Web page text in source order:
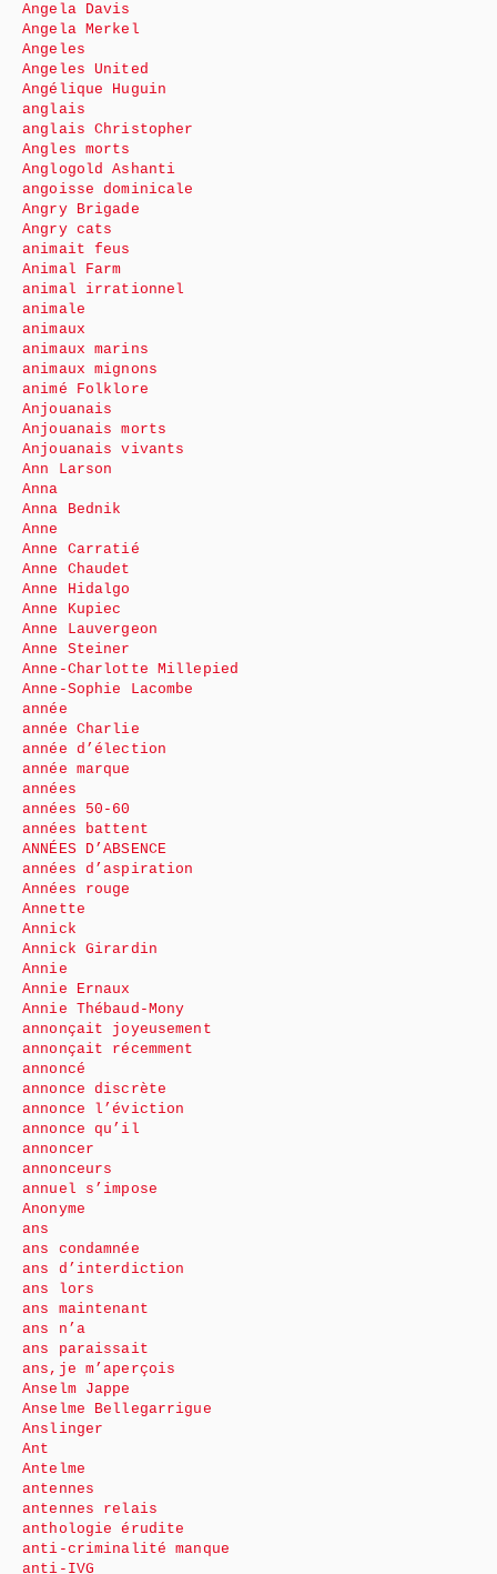
Angela Davis
Angela Merkel
Angeles
Angeles United
Angélique Huguin
anglais
anglais Christopher
Angles morts
Anglogold Ashanti
angoisse dominicale
Angry Brigade
Angry cats
animait feus
Animal Farm
animal irrationnel
animale
animaux
animaux marins
animaux mignons
animé Folklore
Anjouanais
Anjouanais morts
Anjouanais vivants
Ann Larson
Anna
Anna Bednik
Anne
Anne Carratié
Anne Chaudet
Anne Hidalgo
Anne Kupiec
Anne Lauvergeon
Anne Steiner
Anne-Charlotte Millepied
Anne-Sophie Lacombe
année
année Charlie
année d’élection
année marque
années
années 50-60
années battent
ANNÉES D’ABSENCE
années d’aspiration
Années rouge
Annette
Annick
Annick Girardin
Annie
Annie Ernaux
Annie Thébaud-Mony
annonçait joyeusement
annonçait récemment
annoncé
annonce discrète
annonce l’éviction
annonce qu’il
annoncer
annonceurs
annuel s’impose
Anonyme
ans
ans condamnée
ans d’interdiction
ans lors
ans maintenant
ans n’a
ans paraissait
ans,je m’aperçois
Anselm Jappe
Anselme Bellegarrigue
Anslinger
Ant
Antelme
antennes
antennes relais
anthologie érudite
anti-criminalité manque
anti-IVG